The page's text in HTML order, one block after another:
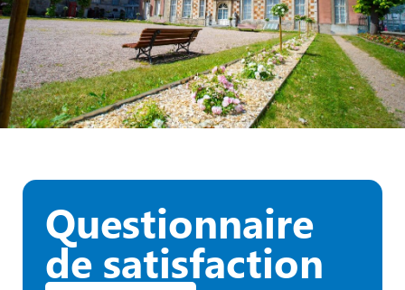
Questionnaire
de satisfaction